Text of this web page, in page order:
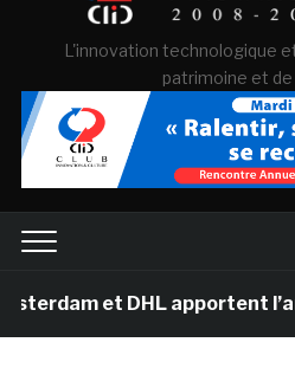
L'innovation technologique
patrimoine et
et DHL apportent l’art dans